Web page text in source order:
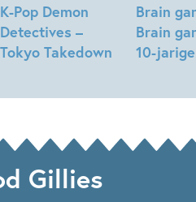
K-Pop Demon
Detectives –
Tokyo Takedown
Deutsch,
Fernandez,
Jennings
Brain
Brain
10-
Moore
Gillies